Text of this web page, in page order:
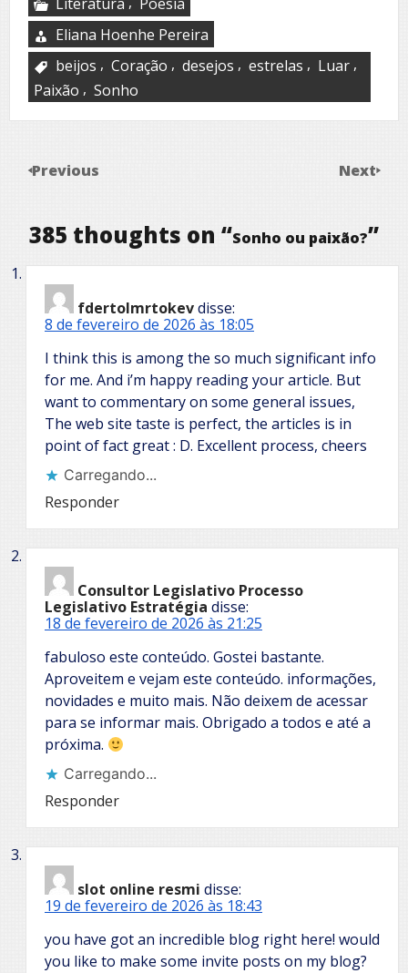
Eliana Hoenhe Pereira
beijos , Coração , desejos , estrelas , Luar ,
Paixão , Sonho
Previous Next
385 thoughts on “Sonho ou paixão?”
fdertolmrtokevdisse:
8 de fevereiro de 2026 às 18:05
I think this is among the so much significant info
for me. And i’m happy reading your article. But
want to commentary on some general issues,
The web site taste is perfect, the articles is in
point of fact great : D. Excellent process, cheers
Carregando...
Responder
Consultor Legislativo Processo
Legislativo Estratégia disse:
18 de fevereiro de 2026 às 21:25
fabuloso este conteúdo. Gostei bastante.
Aproveitem e vejam este conteúdo. informações,
novidades e muito mais. Não deixem de acessar
para se informar mais. Obrigado a todos e até a
próxima.
Carregando...
Responder
slot online resmi disse:
19 de fevereiro de 2026 às 18:43
you have got an incredible blog right here! would
you like to make some invite posts on my blog?